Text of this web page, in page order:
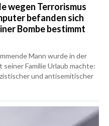
wegen Terrorismus
befanden sich
Bombe bestimmt
Mann wurde in der
Familie Urlaub machte:
und antisemitischer